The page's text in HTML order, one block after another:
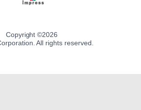
Copyright ©2026
All rights reserved.